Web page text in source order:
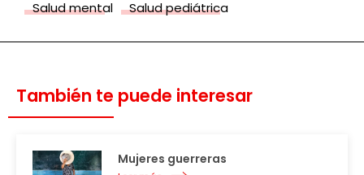
Salud mental
Salud pediátrica
También te puede interesar
Mujeres guerreras